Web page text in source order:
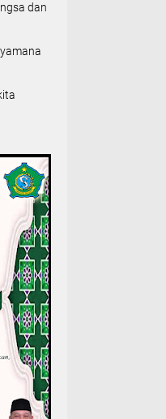
dan